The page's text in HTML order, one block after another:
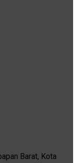
Barat, Kota